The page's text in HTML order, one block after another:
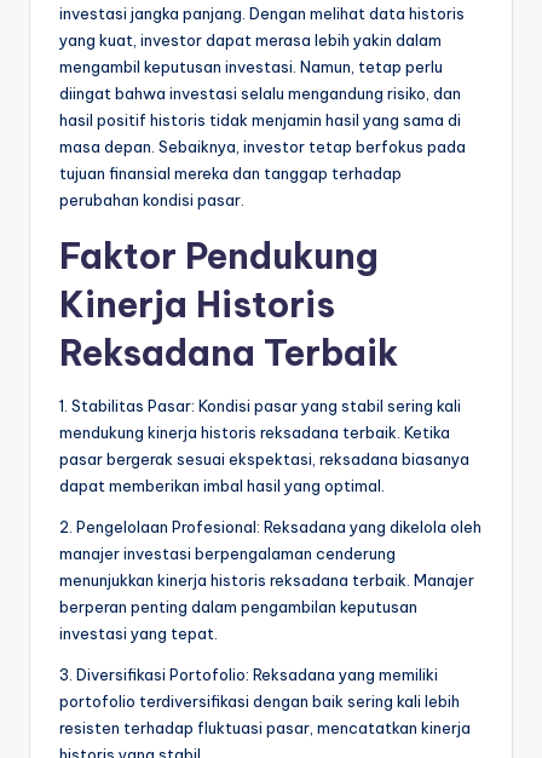
investasi jangka panjang. Dengan melihat data historis
yang kuat, investor dapat merasa lebih yakin dalam
mengambil keputusan investasi. Namun, tetap perlu
diingat bahwa investasi selalu mengandung risiko, dan
hasil positif historis tidak menjamin hasil yang sama di
masa depan. Sebaiknya, investor tetap berfokus pada
tujuan finansial mereka dan tanggap terhadap
perubahan kondisi pasar.
Faktor Pendukung
Kinerja Historis
Reksadana Terbaik
1. Stabilitas Pasar: Kondisi pasar yang stabil sering kali
mendukung kinerja historis reksadana terbaik. Ketika
pasar bergerak sesuai ekspektasi, reksadana biasanya
dapat memberikan imbal hasil yang optimal.
2. Pengelolaan Profesional: Reksadana yang dikelola oleh
manajer investasi berpengalaman cenderung
menunjukkan kinerja historis reksadana terbaik. Manajer
berperan penting dalam pengambilan keputusan
investasi yang tepat.
3. Diversifikasi Portofolio: Reksadana yang memiliki
portofolio terdiversifikasi dengan baik sering kali lebih
resisten terhadap fluktuasi pasar, mencatatkan kinerja